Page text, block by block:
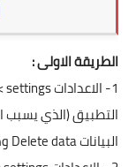
الطريقة الاولى :
1-
البيانات Delete data ومسح التخزين المؤقت Clear Cache